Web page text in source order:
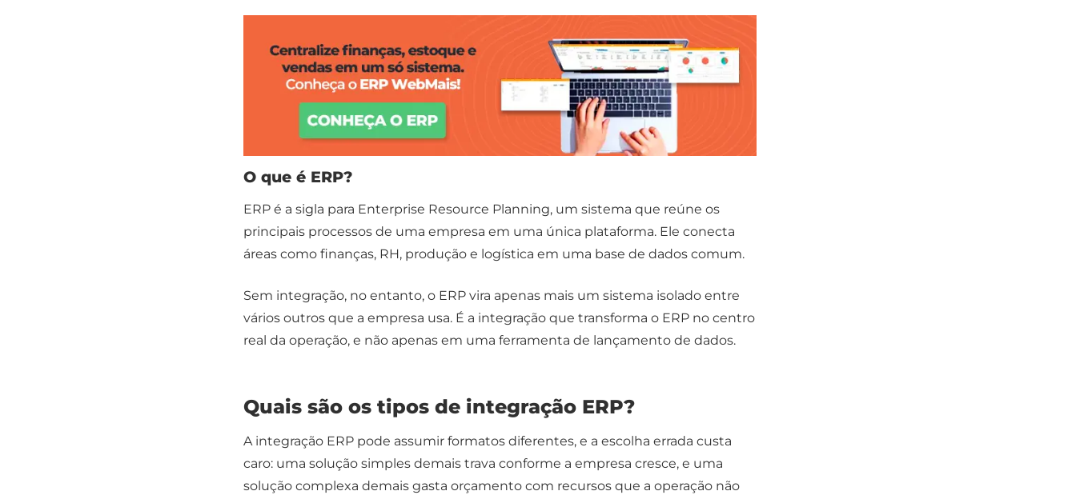
O que é ERP?
ERP é a sigla para Enterprise Resource Planning, um sistema que reúne os
principais processos de uma empresa em uma única plataforma. Ele conecta
áreas como finanças, RH, produção e logística em uma base de dados comum.
Sem integração, no entanto, o ERP vira apenas mais um sistema isolado entre
vários outros que a empresa usa. É a integração que transforma o ERP no centro
real da operação, e não apenas em uma ferramenta de lançamento de dados.
Quais são os tipos de integração ERP?
A integração ERP pode assumir formatos diferentes, e a escolha errada custa
caro: uma solução simples demais trava conforme a empresa cresce, e uma
solução complexa demais gasta orçamento com recursos que a operação não